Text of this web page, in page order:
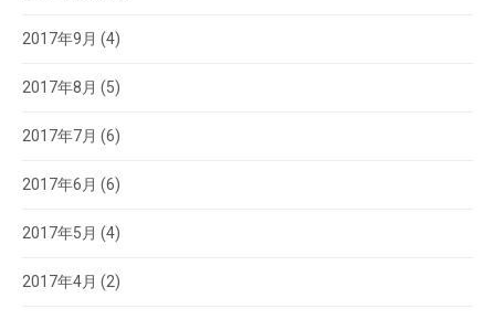
2017年9月 (4)
2017年8月 (5)
2017年7月 (6)
2017年6月 (6)
2017年5月 (4)
2017年4月 (2)